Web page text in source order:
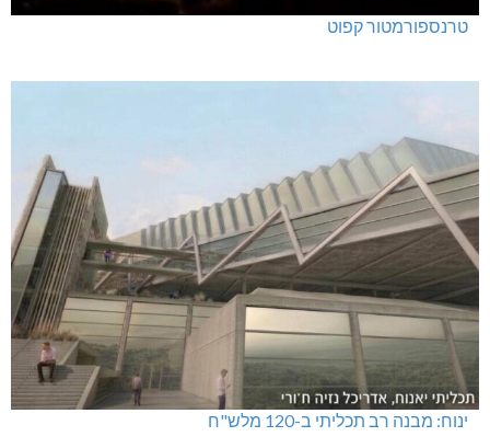
טרנספורמטור קפוט
ינוח: מבנה רב תכליתי ב-120 מלש"ח